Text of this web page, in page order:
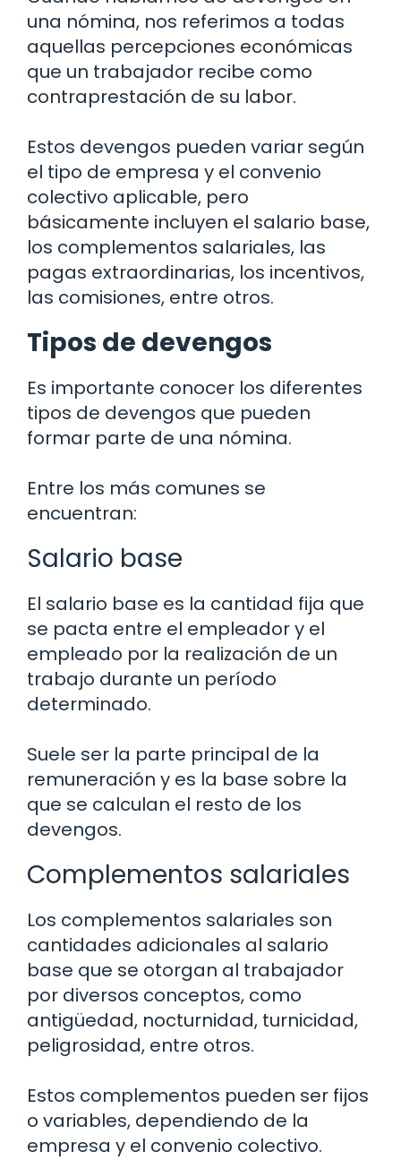
una nómina, nos referimos a todas
aquellas percepciones económicas
que un trabajador recibe como
contraprestación de su labor.
Estos devengos pueden variar según
el tipo de empresa y el convenio
colectivo aplicable, pero
básicamente incluyen el salario base,
los complementos salariales, las
pagas extraordinarias, los incentivos,
las comisiones, entre otros.
Tipos de devengos
Es importante conocer los diferentes
tipos de devengos que pueden
formar parte de una nómina.
Entre los más comunes se
encuentran:
Salario base
El salario base es la cantidad fija que
se pacta entre el empleador y el
empleado por la realización de un
trabajo durante un período
determinado.
Suele ser la parte principal de la
remuneración y es la base sobre la
que se calculan el resto de los
devengos.
Complementos salariales
Los complementos salariales son
cantidades adicionales al salario
base que se otorgan al trabajador
por diversos conceptos, como
antigüedad, nocturnidad, turnicidad,
peligrosidad, entre otros.
Estos complementos pueden ser fijos
o variables, dependiendo de la
empresa y el convenio colectivo.